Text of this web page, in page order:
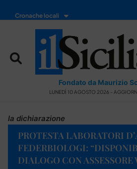
Cronache locali
Fondato da Maurizio
LUNEDÌ 10 AGOSTO 2026 -
la dichiarazione
PROTESTA LABORATORI
FEDERBIOLOGI:
DIALOGO CON ASSESSORE